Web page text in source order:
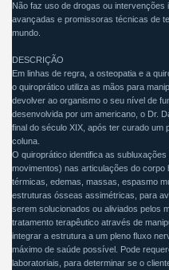
Não faz uso de drogas ou intervenções
avançadas e promissoras técnicas de
mundo.
DESCRIÇÃO
Em linhas de regra, a osteopatia e a
o quiroprático utiliza as mãos para
devolver ao organismo o seu nível de
desenvolvida por um americano, o Dr.
final do século XIX, após ter curado um
coluna.
O quiroprático identifica as
movimentos) nas articulações do corpo
térmicas, edemas, massas, espasmo
estruturas ósseas assimétricas, para
serem solucionados ou aliviados pelos
tratamento terapêutico através de
integrar a estrutura a um pleno fluxo
máximo de saúde possível. Pode
laboratoriais, para determinar se o